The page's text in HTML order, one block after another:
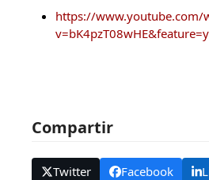
https://www.youtube.com/
Compartir
Twitter Facebook